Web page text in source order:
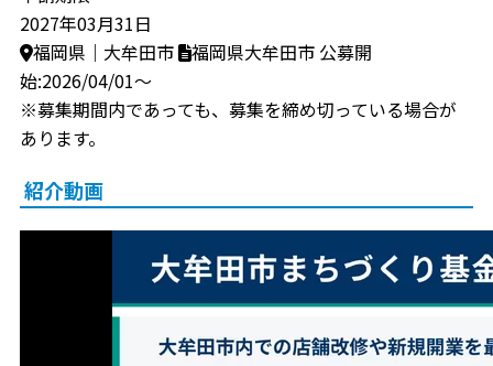
2027年03月31日
福岡県｜大牟田市
福岡県大牟田市 公募開
始:2026/04/01～
※募集期間内であっても、募集を締め切っている場合が
あります。
紹介動画